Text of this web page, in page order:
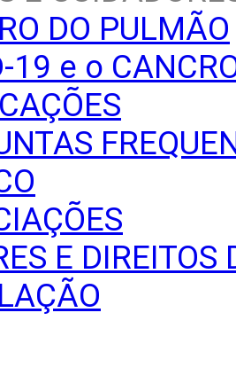
DO PULMÃO
19 e o
E DIREITOS